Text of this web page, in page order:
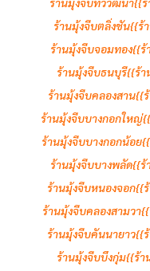
ร้านมุ้งจีบตลิ่งชัน{{ร้
ร้านมุ้งจีบจอมทอง{{ร้
ร้านมุ้งจีบธนบุรี{{ร้า
ร้านมุ้งจีบคลองสาน{{
ร้านมุ้งจีบบางกอกใหญ่
ร้านมุ้งจีบบางกอกน้อย
ร้านมุ้งจีบบางพลัด{{ร้
ร้านมุ้งจีบหนองจอก{{
ร้านมุ้งจีบคลองสามวา
ร้านมุ้งจีบคันนายาว{{
ร้านมุ้งจีบบึงกุ่ม{{ร้า